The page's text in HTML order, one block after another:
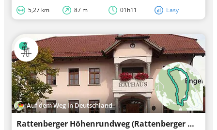
5,27 km 87 m 01h11 Easy
Auf dem Weg in Deutschland
Rattenberger Höhenrundweg (Rattenberger Wanderweg 10)